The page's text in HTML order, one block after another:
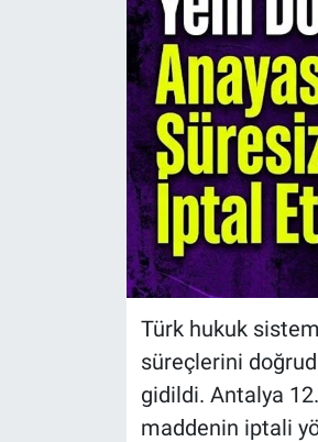
Türk hukuk
süreçlerini
gidildi. Antalya
maddenin iptali